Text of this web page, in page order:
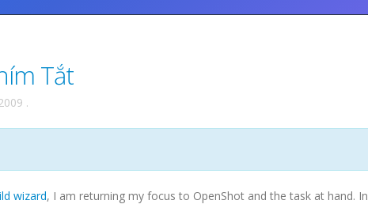
Tắt
.
wizard, I am returning my focus to OpenShot and the task at hand. In